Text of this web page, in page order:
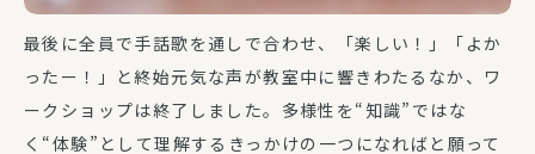
最後に全員で手話歌を通しで合わせ、「楽しい！」「よか
ったー！」と終始元気な声が教室中に響きわたるなか、ワ
ークショップは終了しました。多様性を“知識”ではな
く“体験”として理解するきっかけの一つになればと願って